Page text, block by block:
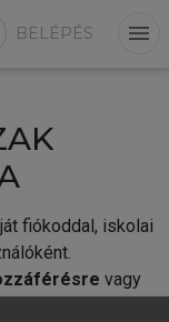
BELÉPÉS menu
fiókoddal, iskolai
vagy